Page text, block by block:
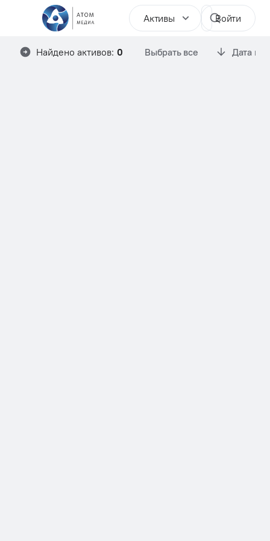
Активы Войти
Найдено активов: 0 Выбрать все Дата